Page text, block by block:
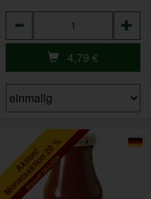
4,79 €
Aktion!
Monatsaktion 20 %
bis zum 28.8.2026